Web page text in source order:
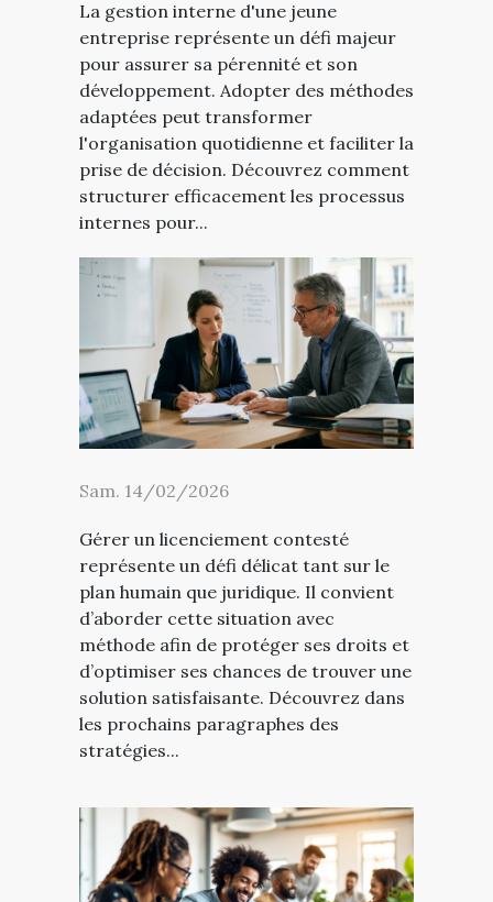
La gestion interne d'une jeune
entreprise représente un défi majeur
pour assurer sa pérennité et son
développement. Adopter des méthodes
adaptées peut transformer
l'organisation quotidienne et faciliter la
prise de décision. Découvrez comment
structurer efficacement les processus
internes pour...
Sam. 14/02/2026
Gérer un licenciement contesté
représente un défi délicat tant sur le
plan humain que juridique. Il convient
d’aborder cette situation avec
méthode afin de protéger ses droits et
d’optimiser ses chances de trouver une
solution satisfaisante. Découvrez dans
les prochains paragraphes des
stratégies...